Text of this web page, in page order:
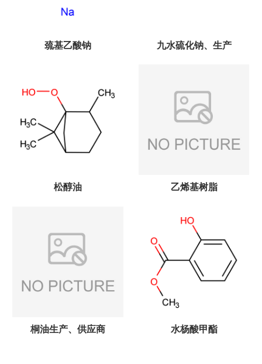
巯基乙酸钠 九水硫化钠、生产
松醇油 乙烯基树脂
桐油生产、供应商 水杨酸甲酯